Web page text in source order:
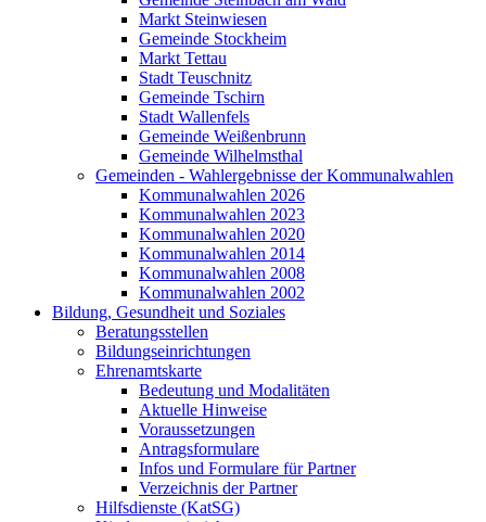
Markt Steinwiesen
Gemeinde Stockheim
Markt Tettau
Stadt Teuschnitz
Gemeinde Tschirn
Stadt Wallenfels
Gemeinde Weißenbrunn
Gemeinde Wilhelmsthal
Gemeinden - Wahlergebnisse der Kommunalwahlen
Kommunalwahlen 2026
Kommunalwahlen 2023
Kommunalwahlen 2020
Kommunalwahlen 2014
Kommunalwahlen 2008
Kommunalwahlen 2002
Bildung, Gesundheit und Soziales
Beratungsstellen
Bildungseinrichtungen
Ehrenamtskarte
Bedeutung und Modalitäten
Aktuelle Hinweise
Voraussetzungen
Antragsformulare
Infos und Formulare für Partner
Verzeichnis der Partner
Hilfsdienste (KatSG)